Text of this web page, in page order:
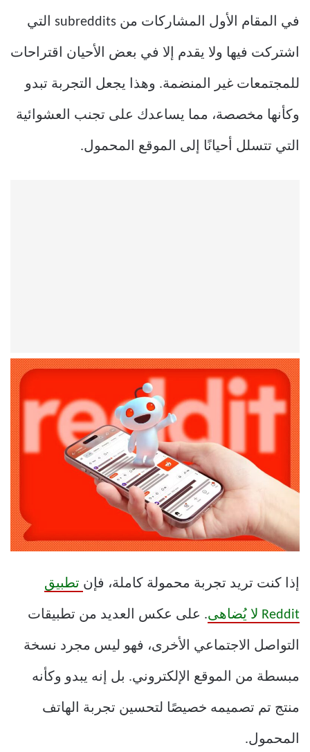
في المقام الأول المشاركات من subreddits التي
اشتركت فيها ولا يقدم إلا في بعض الأحيان اقتراحات
للمجتمعات غير المنضمة. وهذا يجعل التجربة تبدو
وكأنها مخصصة، مما يساعدك على تجنب العشوائية
التي تتسلل أحيانًا إلى الموقع المحمول.
إذا كنت تريد تجربة محمولة كاملة، فإن تطبيق
Reddit لا يُضاهى . على عكس العديد من تطبيقات
التواصل الاجتماعي الأخرى، فهو ليس مجرد نسخة
مبسطة من الموقع الإلكتروني. بل إنه يبدو وكأنه
منتج تم تصميمه خصيصًا لتحسين تجربة الهاتف
المحمول.